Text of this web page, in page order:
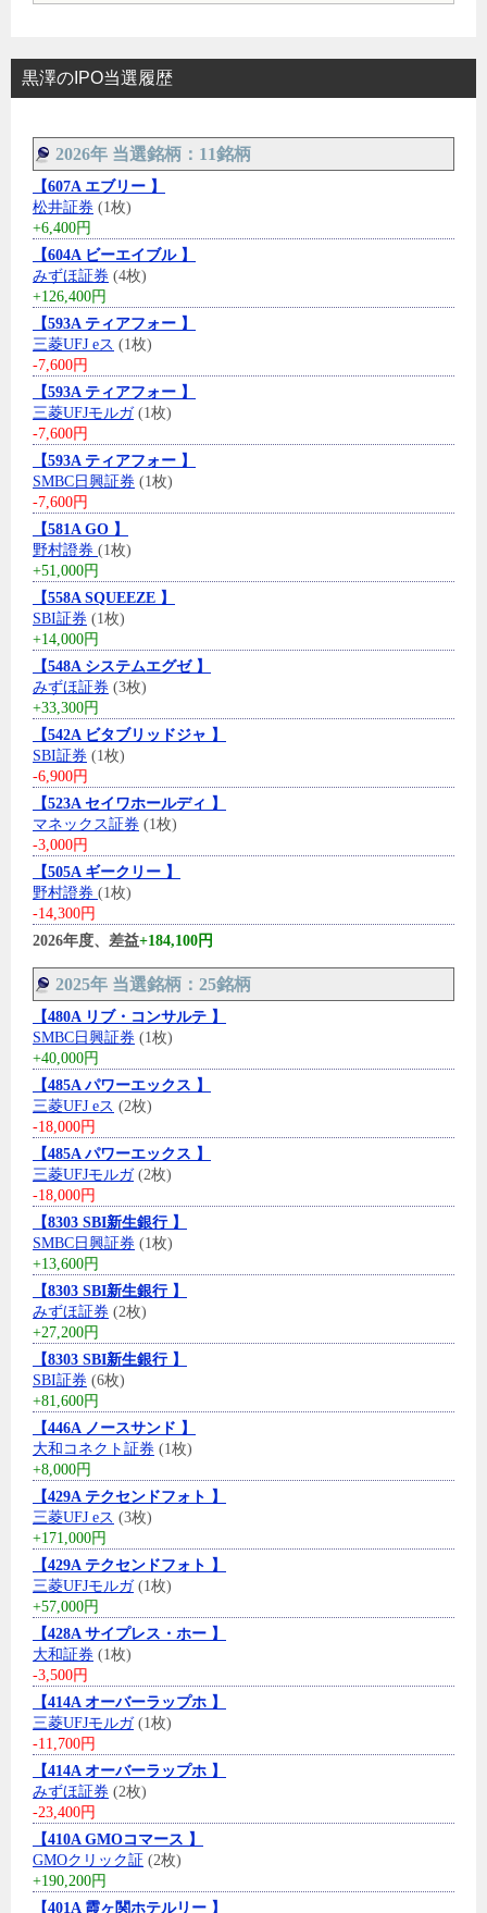
黒澤のIPO当選履歴
2026年 当選銘柄：11銘柄
【607A エブリー 】
松井証券 (1枚)
+6,400円
【604A ビーエイブル 】
みずほ証券 (4枚)
+126,400円
【593A ティアフォー 】
三菱UFJ eス (1枚)
-7,600円
【593A ティアフォー 】
三菱UFJモルガ(1枚)
-7,600円
【593A ティアフォー 】
SMBC日興証券 (1枚)
-7,600円
【581A GO 】
野村證券 (1枚)
+51,000円
【558A SQUEEZE 】
SBI証券 (1枚)
+14,000円
【548A システムエグゼ 】
みずほ証券 (3枚)
+33,300円
【542A ビタブリッドジャ 】
SBI証券 (1枚)
-6,900円
【523A セイワホールディ 】
マネックス証券 (1枚)
-3,000円
【505A ギークリー 】
野村證券 (1枚)
-14,300円
2026年度、差益+184,100円
2025年 当選銘柄：25銘柄
【480A リブ・コンサルテ 】
SMBC日興証券 (1枚)
+40,000円
【485A パワーエックス 】
三菱UFJ eス (2枚)
-18,000円
【485A パワーエックス 】
三菱UFJモルガ(2枚)
-18,000円
【8303 SBI新生銀行 】
SMBC日興証券 (1枚)
+13,600円
【8303 SBI新生銀行 】
みずほ証券 (2枚)
+27,200円
【8303 SBI新生銀行 】
SBI証券 (6枚)
+81,600円
【446A ノースサンド 】
大和コネクト証券 (1枚)
+8,000円
【429A テクセンドフォト 】
三菱UFJ eス (3枚)
+171,000円
【429A テクセンドフォト 】
三菱UFJモルガ(1枚)
+57,000円
【428A サイプレス・ホー 】
大和証券 (1枚)
-3,500円
【414A オーバーラップホ 】
三菱UFJモルガ(1枚)
-11,700円
【414A オーバーラップホ 】
みずほ証券 (2枚)
-23,400円
【410A GMOコマース 】
GMOクリック証 (2枚)
+190,200円
【401A 霞ヶ関ホテルリー 】